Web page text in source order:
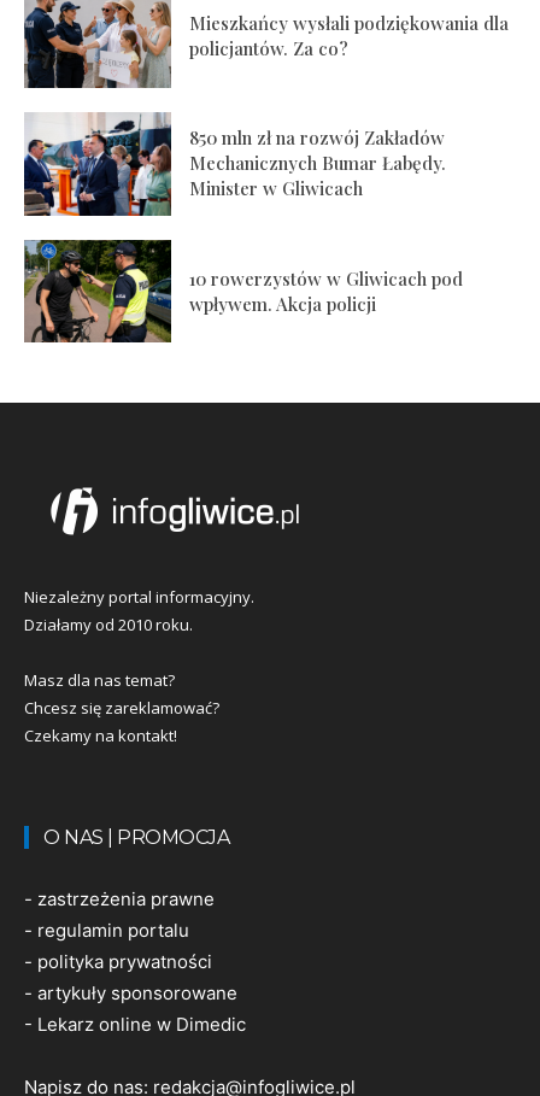
Mieszkańcy wysłali podziękowania dla
policjantów. Za co?
850 mln zł na rozwój Zakładów
Mechanicznych Bumar Łabędy.
Minister w Gliwicach
10 rowerzystów w Gliwicach pod
wpływem. Akcja policji
Niezależny portal informacyjny.
Działamy od 2010 roku.
Masz dla nas temat?
Chcesz się zareklamować?
Czekamy na kontakt!
O NAS | PROMOCJA
- zastrzeżenia prawne
- regulamin portalu
- polityka prywatności
- artykuły sponsorowane
- Lekarz online w Dimedic
Napisz do nas: redakcja@infogliwice.pl